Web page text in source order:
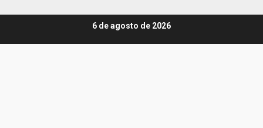
6 de agosto de 2026